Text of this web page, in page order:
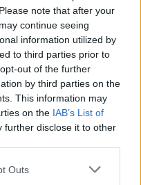
note that after your
continue seeing
information utilized by
to third parties prior to
out of the further
by third parties on the
This information may
on the IAB’s List of
further disclose it to other
Outs
эту
хочу посещать
держим кулачки,
свой